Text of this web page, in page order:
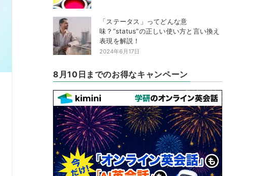
「ステータス」ってどんな意
味？”status”の正しい使い方と言い換え
表現を解説！
2024年6月17日
8月10日までのお得なキャンペーン